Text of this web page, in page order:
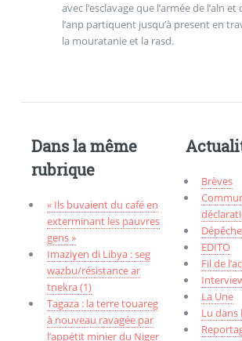
avec l’esclavage que l’armée de l’aln
l’anp partiquent jusqu’à present en
la mouratanie et la rasd.
Dans la même
rubrique
« Ils buvaient du café en
exterminant les pauvres
gens »
Imaziɣen di Libya : seg
wazbu/résistance ar
tnekra (1)
Tagaza : la terre touareg
à nouveau ravagée par
l’appétit minier du Niger
Brèves
EDITO
Fil de
La Une
Lu dans